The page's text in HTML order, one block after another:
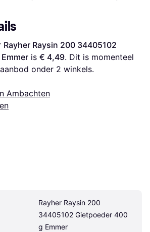
Rayher Raysin 200 34405102
is € 4,49. Dit is momenteel
onder 2 winkels.
Ambachten
Rayher Raysin 200
34405102 Gietpoeder 400
g Emmer